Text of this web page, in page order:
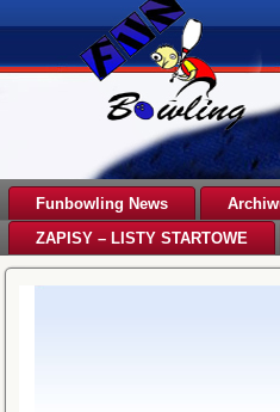
Funbowling News
ZAPISY – LISTY STARTOWE